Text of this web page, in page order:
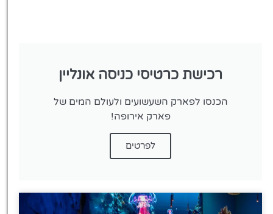
רכישת כרטיסי כניסה אונליין
הכנסו לפארק השעשועים ולעולם המים של
פארק אירופה!
לפרטים